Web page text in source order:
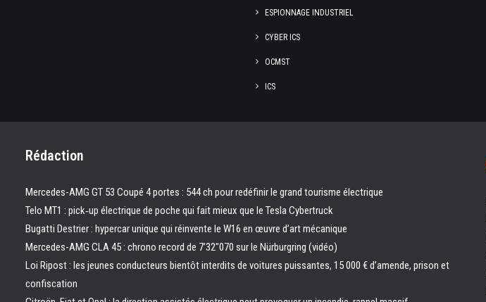
ESPIONNAGE INDUSTRIEL
CYBER ICS
OCMST
ICS
Rédaction
Mercedes-AMG GT 53 Coupé 4 portes : 544 ch pour redéfinir le grand tourisme électrique
Telo MT1 : pick‑up électrique de poche qui fait mieux que le Tesla Cybertruck
Bugatti Destrier : hypercar unique qui réinvente le W16 en œuvre d’art mécanique
Mercedes-AMG CLA 45 : chrono record de 7’32″070 sur le Nürburgring (vidéo)
Loi Ripost : les jeunes conducteurs bientôt interdits de voitures puissantes, 15 000 € d’amende, prison et
confiscation